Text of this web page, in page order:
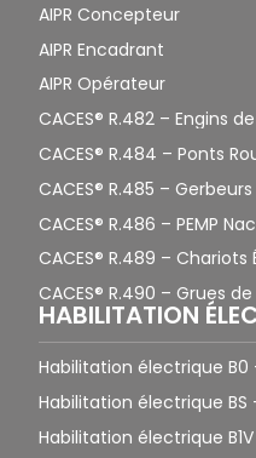
AIPR Concepteur
AIPR Encadrant
AIPR Opérateur
CACES® R.482 – Engins
CACES® R.484 – Ponts
CACES® R.485 – Gerbeurs
CACES® R.486 – PEMP
CACES® R.489 –
CACES® R.490 – Grues
HABILITATION
Habilitation électrique B0
Habilitation électrique BS
Habilitation électrique B1V